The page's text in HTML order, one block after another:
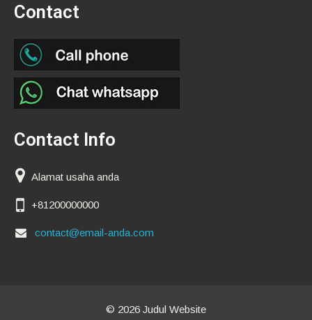
Contact
Contact Info
Alamat usaha anda
+81200000000
contact@email-anda.com
© 2026 Judul Website